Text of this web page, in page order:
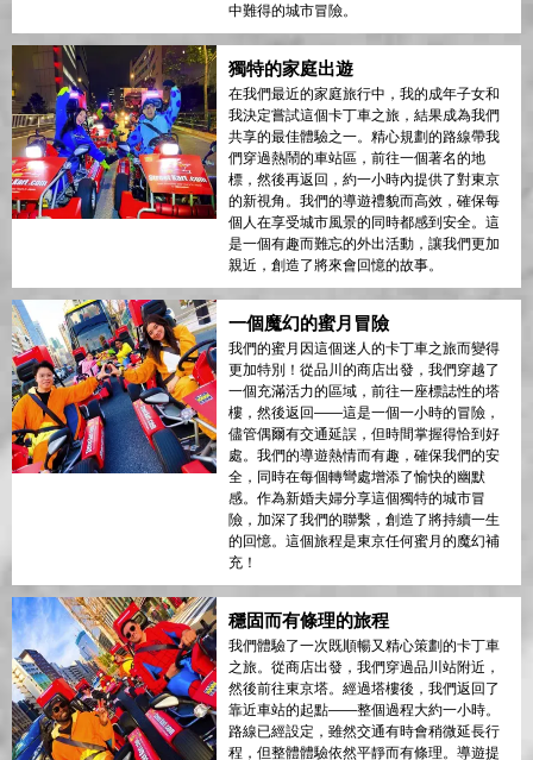
中難得的城市冒險。
獨特的家庭出遊
在我們最近的家庭旅行中，我的成年子女和
我決定嘗試這個卡丁車之旅，結果成為我們
共享的最佳體驗之一。精心規劃的路線帶我
們穿過熱鬧的車站區，前往一個著名的地
標，然後再返回，約一小時內提供了對東京
的新視角。我們的導遊禮貌而高效，確保每
個人在享受城市風景的同時都感到安全。這
是一個有趣而難忘的外出活動，讓我們更加
親近，創造了將來會回憶的故事。
一個魔幻的蜜月冒險
我們的蜜月因這個迷人的卡丁車之旅而變得
更加特別！從品川的商店出發，我們穿越了
一個充滿活力的區域，前往一座標誌性的塔
樓，然後返回——這是一個一小時的冒險，
儘管偶爾有交通延誤，但時間掌握得恰到好
處。我們的導遊熱情而有趣，確保我們的安
全，同時在每個轉彎處增添了愉快的幽默
感。作為新婚夫婦分享這個獨特的城市冒
險，加深了我們的聯繫，創造了將持續一生
的回憶。這個旅程是東京任何蜜月的魔幻補
充！
穩固而有條理的旅程
我們體驗了一次既順暢又精心策劃的卡丁車
之旅。從商店出發，我們穿過品川站附近，
然後前往東京塔。經過塔樓後，我們返回了
靠近車站的起點——整個過程大約一小時。
路線已經設定，雖然交通有時會稍微延長行
程，但整體體驗依然平靜而有條理。導遊提